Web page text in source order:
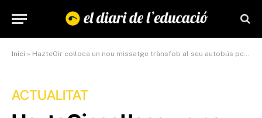
Inici » HazteOir col·loca un nou missatge trànsfob al seu autobús per dur-lo a Barcelona
ACTUALITAT